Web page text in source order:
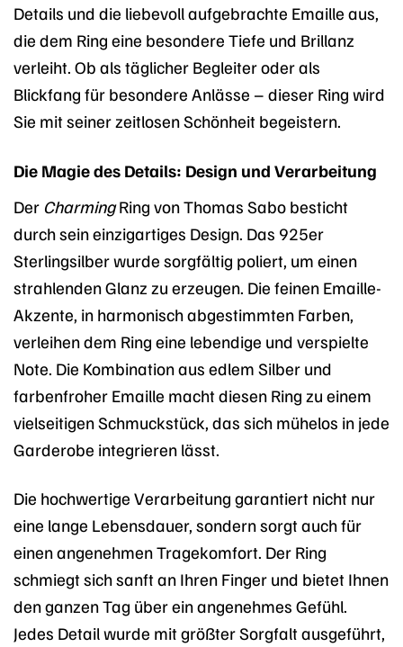
Details und die liebevoll aufgebrachte Emaille aus,
die dem Ring eine besondere Tiefe und Brillanz
verleiht. Ob als täglicher Begleiter oder als
Blickfang für besondere Anlässe – dieser Ring wird
Sie mit seiner zeitlosen Schönheit begeistern.
Die Magie des Details: Design und Verarbeitung
Der CharmingRing von Thomas Sabo besticht
durch sein einzigartiges Design. Das 925er
Sterlingsilber wurde sorgfältig poliert, um einen
strahlenden Glanz zu erzeugen. Die feinen Emaille-
Akzente, in harmonisch abgestimmten Farben,
verleihen dem Ring eine lebendige und verspielte
Note. Die Kombination aus edlem Silber und
farbenfroher Emaille macht diesen Ring zu einem
vielseitigen Schmuckstück, das sich mühelos in jede
Garderobe integrieren lässt.
Die hochwertige Verarbeitung garantiert nicht nur
eine lange Lebensdauer, sondern sorgt auch für
einen angenehmen Tragekomfort. Der Ring
schmiegt sich sanft an Ihren Finger und bietet Ihnen
den ganzen Tag über ein angenehmes Gefühl.
Jedes Detail wurde mit größter Sorgfalt ausgeführt,